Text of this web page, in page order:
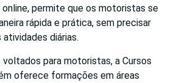
permite que os motoristas se
rápida e prática, sem precisar
diárias.
para motoristas, a Cursos
oferece formações em áreas